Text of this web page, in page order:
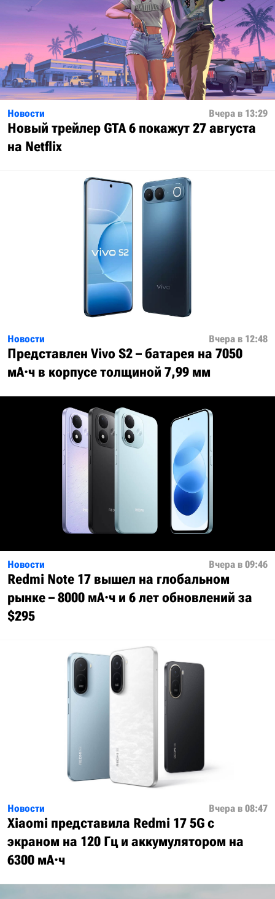
Новости Вчера в 13:29
Новый трейлер GTA 6 покажут 27 августа
на Netflix
Новости Вчера в 12:48
Представлен Vivo S2 – батарея на 7050
мА·ч в корпусе толщиной 7,99 мм
Новости Вчера в 09:46
Redmi Note 17 вышел на глобальном
рынке – 8000 мА·ч и 6 лет обновлений за
$295
Новости Вчера в 08:47
Xiaomi представила Redmi 17 5G с
экраном на 120 Гц и аккумулятором на
6300 мА·ч